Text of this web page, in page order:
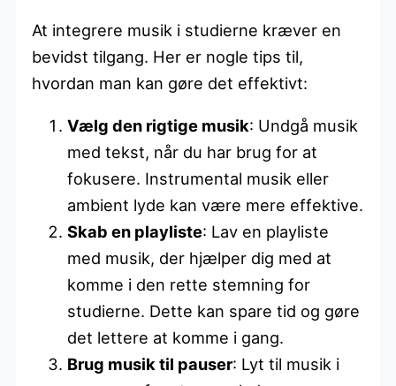
At integrere musik i studierne kræver en
bevidst tilgang. Her er nogle tips til,
hvordan man kan gøre det effektivt:
Vælg den rigtige musik: Undgå musik
med tekst, når du har brug for at
fokusere. Instrumental musik eller
ambient lyde kan være mere effektive.
Skab en playliste: Lav en playliste
med musik, der hjælper dig med at
komme i den rette stemning for
studierne. Dette kan spare tid og gøre
det lettere at komme i gang.
Brug musik til pauser: Lyt til musik i